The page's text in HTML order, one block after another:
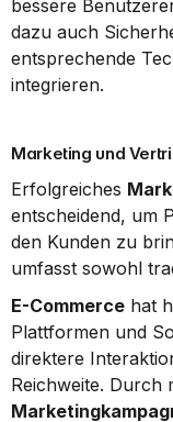
bessere
dazu auch
entsprechende
integrieren.
Marketing und
Erfolgreiches
entscheidend, um
den Kunden zu
umfasst sowohl
E-Commerce hat
Plattformen und
direktere